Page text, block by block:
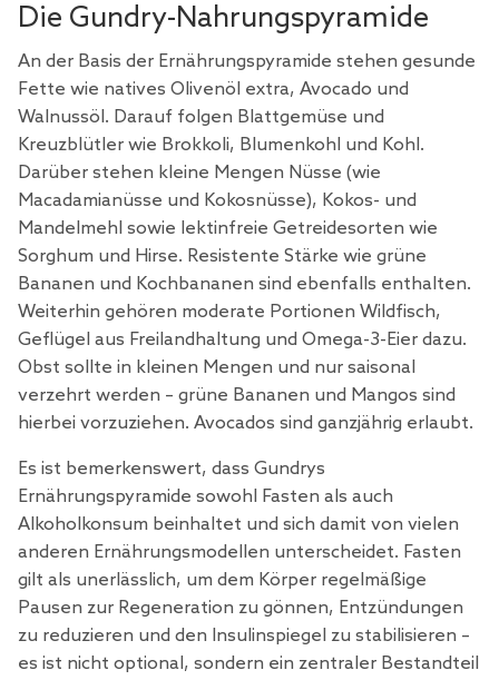
Die Gundry-Nahrungspyramide
An der Basis der Ernährungspyramide stehen gesunde
Fette wie natives Olivenöl extra, Avocado und
Walnussöl. Darauf folgen Blattgemüse und
Kreuzblütler wie Brokkoli, Blumenkohl und Kohl.
Darüber stehen kleine Mengen Nüsse (wie
Macadamianüsse und Kokosnüsse), Kokos- und
Mandelmehl sowie lektinfreie Getreidesorten wie
Sorghum und Hirse. Resistente Stärke wie grüne
Bananen und Kochbananen sind ebenfalls enthalten.
Weiterhin gehören moderate Portionen Wildfisch,
Geflügel aus Freilandhaltung und Omega-3-Eier dazu.
Obst sollte in kleinen Mengen und nur saisonal
verzehrt werden – grüne Bananen und Mangos sind
hierbei vorzuziehen. Avocados sind ganzjährig erlaubt.
Es ist bemerkenswert, dass Gundrys
Ernährungspyramide sowohl Fasten als auch
Alkoholkonsum beinhaltet und sich damit von vielen
anderen Ernährungsmodellen unterscheidet. Fasten
gilt als unerlässlich, um dem Körper regelmäßige
Pausen zur Regeneration zu gönnen, Entzündungen
zu reduzieren und den Insulinspiegel zu stabilisieren –
es ist nicht optional, sondern ein zentraler Bestandteil